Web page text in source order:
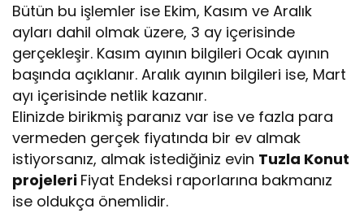
Bütün bu işlemler ise Ekim, Kasım ve Aralık
ayları dahil olmak üzere, 3 ay içerisinde
gerçekleşir. Kasım ayının bilgileri Ocak ayının
başında açıklanır. Aralık ayının bilgileri ise, Mart
ayı içerisinde netlik kazanır.
Elinizde birikmiş paranız var ise ve fazla para
vermeden gerçek fiyatında bir ev almak
istiyorsanız, almak istediğiniz evin Tuzla Konut
projeleri Fiyat Endeksi raporlarına bakmanız
ise oldukça önemlidir.